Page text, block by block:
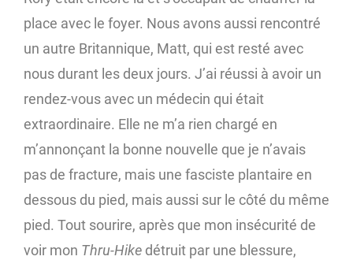
place avec le foyer. Nous avons aussi rencontré
un autre Britannique, Matt, qui est resté avec
nous durant les deux jours. J’ai réussi à avoir un
rendez-vous avec un médecin qui était
extraordinaire. Elle ne m’a rien chargé en
m’annonçant la bonne nouvelle que je n’avais
pas de fracture, mais une fasciste plantaire en
dessous du pied, mais aussi sur le côté du même
pied. Tout sourire, après que mon insécurité de
voir mon Thru-Hike détruit par une blessure,